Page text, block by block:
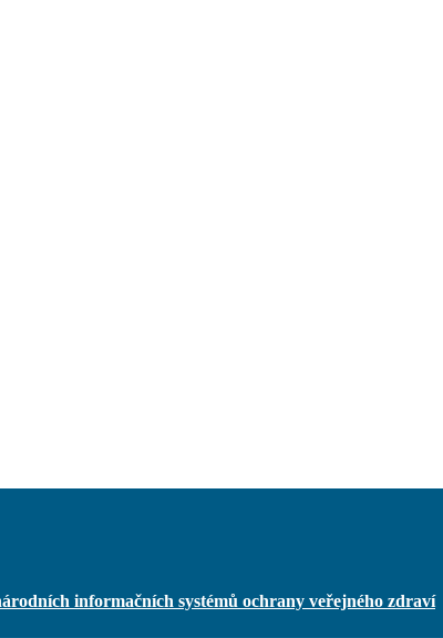
informačních systémů ochrany veřejného zdraví